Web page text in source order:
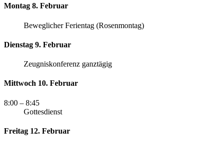
Montag 8. Februar
Beweglicher Ferientag (Rosenmontag)
Dienstag 9. Februar
Zeugniskonferenz ganztägig
Mittwoch 10. Februar
8:00 – 8:45
Gottesdienst
Freitag 12. Februar